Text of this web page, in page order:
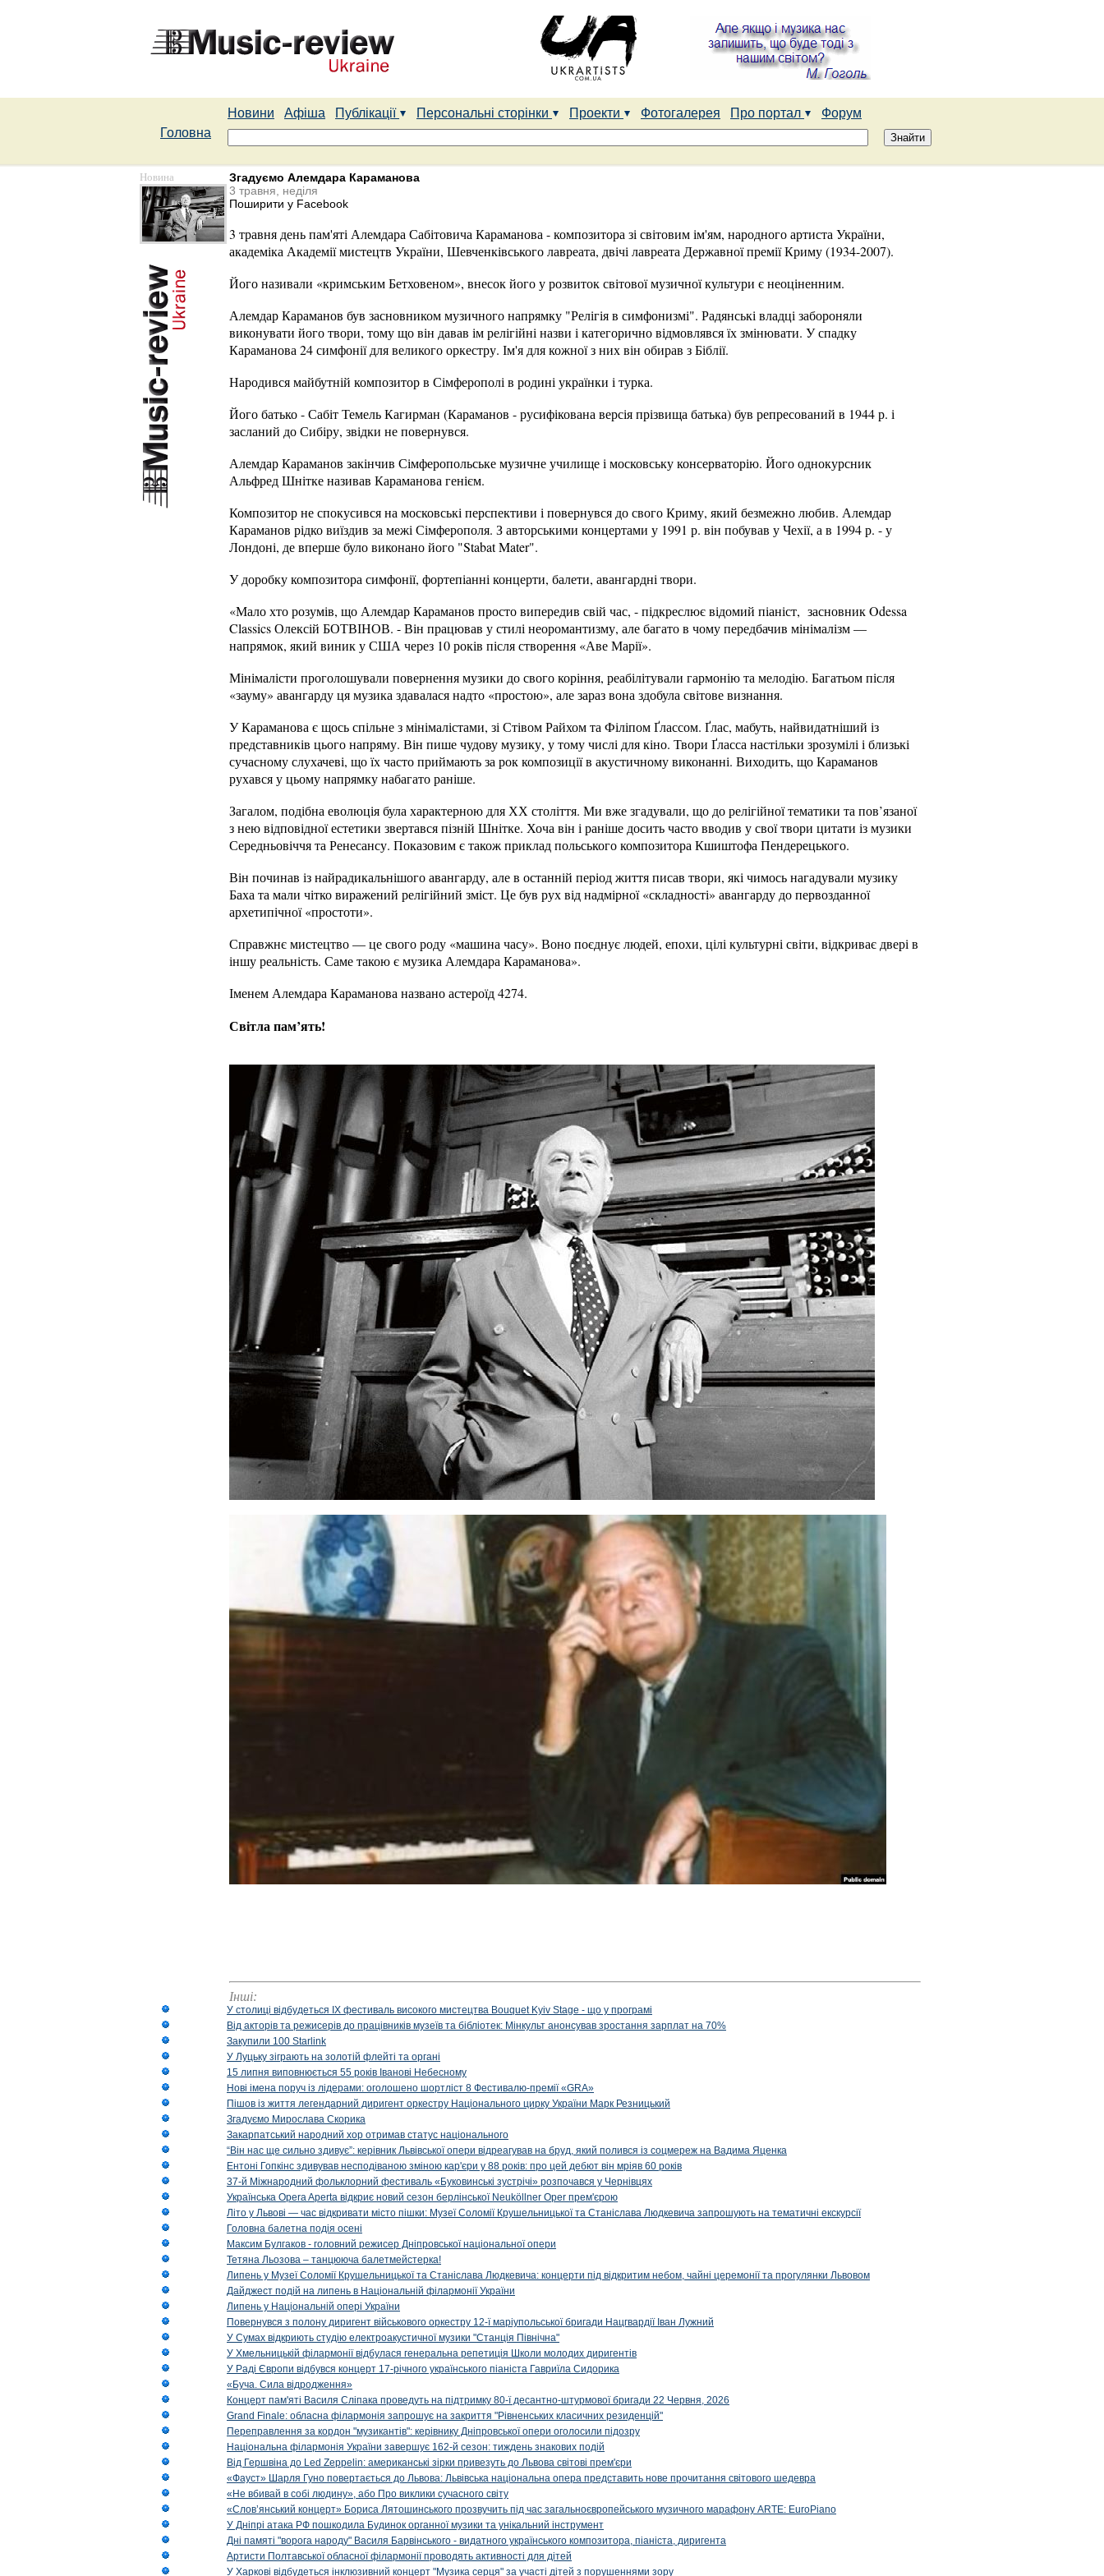
Новини Афіша Публікації Персональні сторінки Проекти Фотогалерея Про портал
Форум
Головна
Новина
Згадуємо Алемдара Караманова
3 травня, неділя
Поширити у Facebook
3 травня день пам'яті Алемдара Сабітовича Караманова - композитора зі світовим ім'ям, народного артиста України,
академіка Академії мистецтв України, Шевченківського лавреата, двічі лавреата Державної премії Криму (1934-2007).
Його називали «кримським Бетховеном», внесок його у розвиток світової музичної культури є неоціненним.
Алемдар Караманов був засновником музичного напрямку "Релігія в симфонизмі". Радянські владці забороняли
виконувати його твори, тому що він давав ім релігійні назви і категорично відмовлявся їх змінювати. У спадку
Караманова 24 симфонії для великого оркестру. Ім'я для кожної з них він обирав з Біблії.
Народився майбутній композитор в Сімферополі в родині українки і турка.
Його батько - Сабіт Темель Кагирман (Караманов - русифікована версія прізвища батька) був репресований в 1944 р. і
засланий до Сибіру, звідки не повернувся.
Алемдар Караманов закінчив Сімферопольське музичне училище і московську консерваторію. Його однокурсник
Альфред Шнітке називав Караманова генієм.
Композитор не спокусився на московські перспективи і повернувся до свого Криму, який безмежно любив. Алемдар
Караманов рідко виїздив за межі Сімферополя. З авторськими концертами у 1991 р. він побував у Чехії, а в 1994 р. - у
Лондоні, де вперше було виконано його "Stabat Mater".
У доробку композитора симфонії, фортепіанні концерти, балети, авангардні твори.
«Мало хто розумів, що Алемдар Караманов просто випередив свій час, - підкреслює відомий піаніст, засновник Odessa
Classics Олексій БОТВІНОВ. - Він працював у стилі неоромантизму, але багато в чому передбачив мінімалізм —
напрямок, який виник у США через 10 років після створення «Аве Марії».
Мінімалісти проголошували повернення музики до свого коріння, реабілітували гармонію та мелодію. Багатьом після
«зауму» авангарду ця музика здавалася надто «простою», але зараз вона здобула світове визнання.
У Караманова є щось спільне з мінімалістами, зі Стівом Райхом та Філіпом Ґлассом. Ґлас, мабуть, найвидатніший із
представників цього напряму. Він пише чудову музику, у тому числі для кіно. Твори Ґласса настільки зрозумілі і близькі
сучасному слухачеві, що їх часто приймають за рок композиції в акустичному виконанні. Виходить, що Караманов
рухався у цьому напрямку набагато раніше.
Загалом, подібна еволюція була характерною для ХХ століття. Ми вже згадували, що до релігійної тематики та пов’язаної
з нею відповідної естетики звертався пізній Шнітке. Хоча він і раніше досить часто вводив у свої твори цитати із музики
Середньовіччя та Ренесансу. Показовим є також приклад польського композитора Кшиштофа Пендерецького.
Він починав із найрадикальнішого авангарду, але в останній період життя писав твори, які чимось нагадували музику
Баха та мали чітко виражений релігійний зміст. Це був рух від надмірної «складності» авангарду до первозданної
архетипічної «простоти».
Справжнє мистецтво — це свого роду «машина часу». Воно поєднує людей, епохи, цілі культурні світи, відкриває двері в
іншу реальність. Саме такою є музика Алемдара Караманова».
Іменем Алемдара Караманова названо астероїд 4274.
Світла пам’ять!
Інші:
У столиці відбудеться IX фестиваль високого мистецтва Bouquet Kyiv Stage - що у програмі
Від акторів та режисерів до працівників музеїв та бібліотек: Мінкульт анонсував зростання зарплат на 70%
Закупили 100 Starlink
У Луцьку зіграють на золотій флейті та органі
15 липня виповнюється 55 років Іванові Небесному
Нові імена поруч із лідерами: оголошено шортліст 8 Фестивалю-премії «GRA»
Пішов із життя легендарний диригент оркестру Національного цирку України Марк Резницький
Згадуємо Мирослава Скорика
Закарпатський народний хор отримав статус національного
“Він нас ще сильно здивує”: керівник Львівської опери відреагував на бруд, який полився із соцмереж на Вадима Яценка
Ентоні Гопкінс здивував несподіваною зміною кар'єри у 88 років: про цей дебют він мріяв 60 років
37-й Міжнародний фольклорний фестиваль «Буковинські зустрічі» розпочався у Чернівцях
Українська Opera Aperta відкриє новий сезон берлінської Neuköllner Oper прем'єрою
Літо у Львові — час відкривати місто пішки: Музеї Соломії Крушельницької та Станіслава Людкевича запрошують на тематичні екскурсії
Головна балетна подія осені
Максим Булгаков - головний режисер Дніпровської національної опери
Тетяна Льозова – танцююча балетмейстерка!
Липень у Музеї Соломії Крушельницької та Станіслава Людкевича: концерти під відкритим небом, чайні церемонії та прогулянки Львовом
Дайджест подій на липень в Національній філармонії України
Липень у Національній опері України
Повернувся з полону диригент військового оркестру 12-ї маріупольської бригади Нацгвардії Іван Лужний
У Сумах відкриють студію електроакустичної музики "Станція Північна"
У Хмельницькій філармонії відбулася генеральна репетиція Школи молодих диригентів
У Раді Європи відбувся концерт 17-річного українського піаніста Гавриїла Сидорика
«Буча. Сила відродження»
Концерт пам'яті Василя Сліпака проведуть на підтримку 80-ї десантно-штурмової бригади 22 Червня, 2026
Grand Finale: обласна філармонія запрошує на закриття "Рівненських класичних резиденцій"
Переправлення за кордон "музикантів": керівнику Дніпровської опери оголосили підозру
Національна філармонія України завершує 162-й сезон: тиждень знакових подій
Від Гершвіна до Led Zeppelin: американські зірки привезуть до Львова світові прем'єри
«Фауст» Шарля Гуно повертається до Львова: Львівська національна опера представить нове прочитання світового шедевра
«Не вбивай в собі людину», або Про виклики сучасного світу
«Слов’янський концерт» Бориса Лятошинського прозвучить під час загальноєвропейського музичного марафону ARTE: EuroPiano
У Дніпрі атака РФ пошкодила Будинок органної музики та унікальний інструмент
Дні памяті "ворога народу" Василя Барвінського - видатного українського композитора, піаніста, диригента
Артисти Полтавської обласної філармонії проводять активності для дітей
У Харкові відбудеться інклюзивний концерт "Музика серця" за участі дітей з порушеннями зору